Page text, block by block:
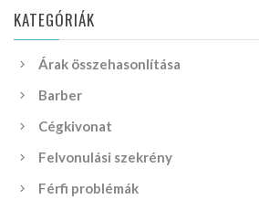
KATEGÓRIÁK
Árak összehasonlítása
Barber
Cégkivonat
Felvonulási szekrény
Férfi problémák